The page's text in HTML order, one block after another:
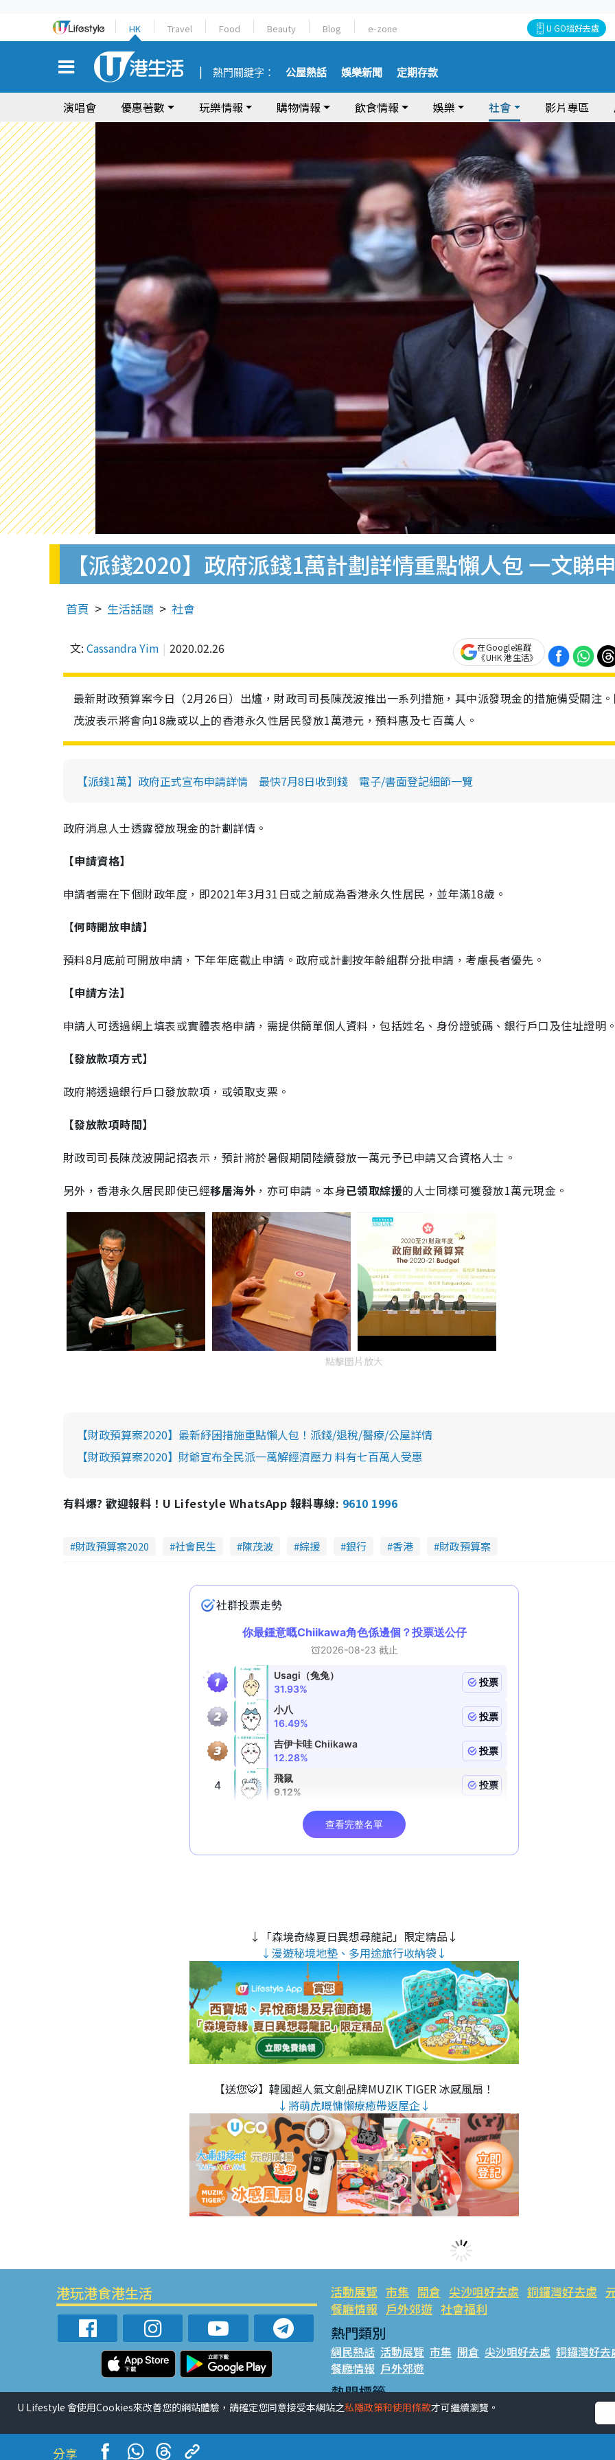
HK Travel Food Beauty Blog e-zone U GO搵好去處
熱門關鍵字： 公屋熱話 娛樂新聞 定期存款
演唱會 優惠著數 玩樂情報 購物情報 飲食情報 娛樂 社會 影片專區
【派錢2020】政府派錢1萬計劃詳情重點懶人包 一文睇
首頁 生活話題 社會
文: Cassandra Yim 2020.02.26
在Google追蹤
《UHK 港生活》
最新財政預算案今日（2月26日）出爐，財政司司長陳茂波推出一系列措施，其中派發現金的措施備受關注
茂波表示將會向18歲或以上的香港永久性居民發放1萬港元，預料惠及七百萬人。
【派錢1萬】政府正式宣布申請詳情 最快7月8日收到錢 電子/書面登記細節一覽
政府消息人士透露發放現金的計劃詳情。
【申請資格】
申請者需在下個財政年度，即2021年3月31日或之前成為香港永久性居民，並年滿18歲。
【何時開放申請】
預料8月底前可開放申請，下年年底截止申請。政府或計劃按年齡組群分批申請，考慮長者優先。
【申請方法】
申請人可透過網上填表或實體表格申請，需提供簡單個人資料，包括姓名、身份證號碼、銀行戶口及住址證明
【發放款項方式】
政府將透過銀行戶口發放款項，或領取支票。
【發放款項時間】
財政司司長陳茂波開記招表示，預計將於暑假期間陸續發放一萬元予已申請又合資格人士。
另外，香港永久居民即使已經移居海外 ，亦可申請。本身已領取綜援的人士同樣可獲發放1萬元現金。
點擊圖片放大
【財政預算案2020】最新紓困措施重點懶人包！派錢/退稅/醫療/公屋詳情
【財政預算案2020】財爺宣布全民派一萬解經濟壓力 料有七百萬人受惠
有料爆? 歡迎報料！U Lifestyle WhatsApp 報料專線: 9610 1996
財政預算案2020 社會民生 陳茂波 綜援 銀行 香港 財政預算案
↓「森境奇緣夏日異想尋龍記」限定精品↓
↓漫遊秘境地墊、多用途旅行收納袋↓
【送您🐯】韓國超人氣文創品牌MUZIK TIGER 冰感風扇！
↓將萌虎嘅慵懶療癒帶返屋企↓
分享
港玩港食港生活 活動展覽 市集 開倉 尖沙咀好去處 銅鑼灣好去處
餐廳情報 戶外郊遊 社會福利
熱門類別
網民熱話 活動展覽 市集 開倉 尖沙咀好去處 銅鑼灣好去
餐廳情報 戶外郊遊
熱門標籤
#UGO搵好去處 #人氣活動推介 #美食社群熱話
#網絡熱
U Lifestyle 會使用Cookies來改善您的網站體驗，請確定您同意接受本網站之私隱政策和使用條款才可繼續瀏覽。